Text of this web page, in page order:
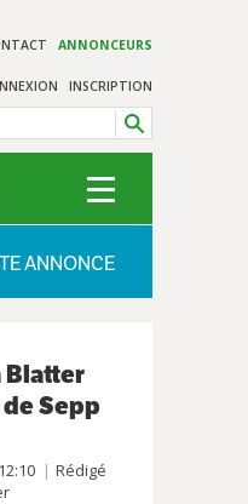
ANNONCEURS
INSCRIPTION
ANNONCE
Blatter
Sepp
Rédigé